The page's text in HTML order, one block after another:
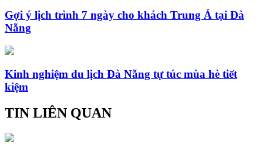
Gợi ý lịch trình 7 ngày cho khách Trung Á tại Đà
Nẵng
Kinh nghiệm du lịch Đà Nẵng tự túc mùa hè tiết
kiệm
TIN LIÊN QUAN